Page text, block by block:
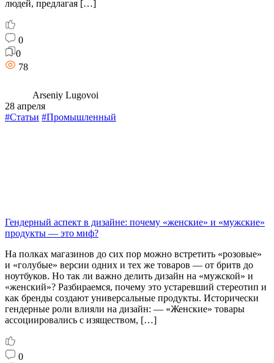
людей, предлагая […]
0
0
78
Arseniy Lugovoi
28 апреля
#Статьи #Промышленный
Гендерный аспект в дизайне: почему «женские» и «мужские»
продукты — это миф?
На полках магазинов до сих пор можно встретить «розовые»
и «голубые» версии одних и тех же товаров — от бритв до
ноутбуков. Но так ли важно делить дизайн на «мужской» и
«женский»? Разбираемся, почему это устаревший стереотип и
как бренды создают универсальные продукты. Исторически
гендерные роли влияли на дизайн: — «Женские» товары
ассоциировались с изяществом, […]
0